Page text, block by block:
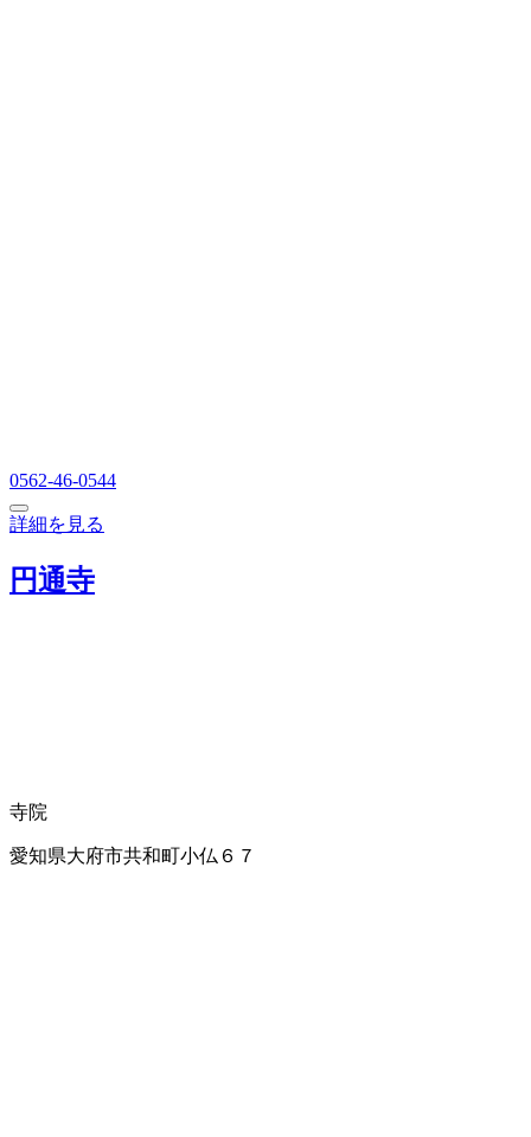
0562-46-0544
詳細を見る
円通寺
寺院
愛知県大府市共和町小仏６７